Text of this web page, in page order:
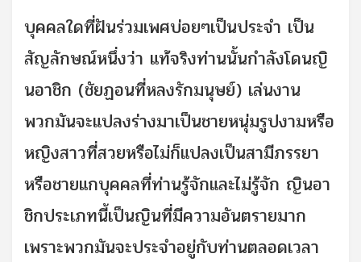
บุคคลใดที่ฝันร่วมเพศบ่อยๆเป็นประจำ เป็น
สัญลักษณ์หนึ่งว่า แท้จริงท่านนั้นกำลังโดนญิ
นอาชิก (ชัยฏอนที่หลงรักมนุษย์) เล่นงาน
พวกมันจะแปลงร่างมาเป็นชายหนุ่มรูปงามหรือ
หญิงสาวที่สวยหรือไม่ก็แปลงเป็นสามีภรรยา
หรือชายแกบุคคลที่ท่านรู้จักและไม่รู้จัก ญินอา
ชิกประเภทนี้เป็นญินที่มีความอันตรายมาก
เพราะพวกมันจะประจำอยู่กับท่านตลอดเวลา